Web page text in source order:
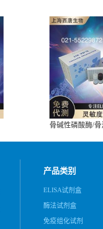
骨碱性磷酸酶/
产品类别
ELISA试剂盒
酶法试剂盒
免疫组化试剂